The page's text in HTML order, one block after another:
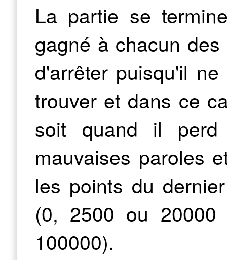
La partie se
gagné à chacun
d'arrêter puisqu'il
trouver et dans ce
soit quand il
mauvaises paroles
les points du
(0, 2500 ou
100000).